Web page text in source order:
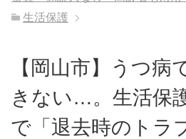
生活保護
【岡山市】うつ病
きない…。生活保
で「退去時のトラ